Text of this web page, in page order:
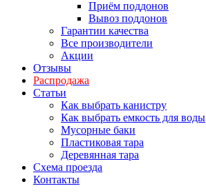
Приём поддонов
Вывоз поддонов
Гарантии качества
Все производители
Акции
Отзывы
Распродажа
Статьи
Как выбрать канистру
Как выбрать емкость для воды
Мусорные баки
Пластиковая тара
Деревянная тара
Схема проезда
Контакты